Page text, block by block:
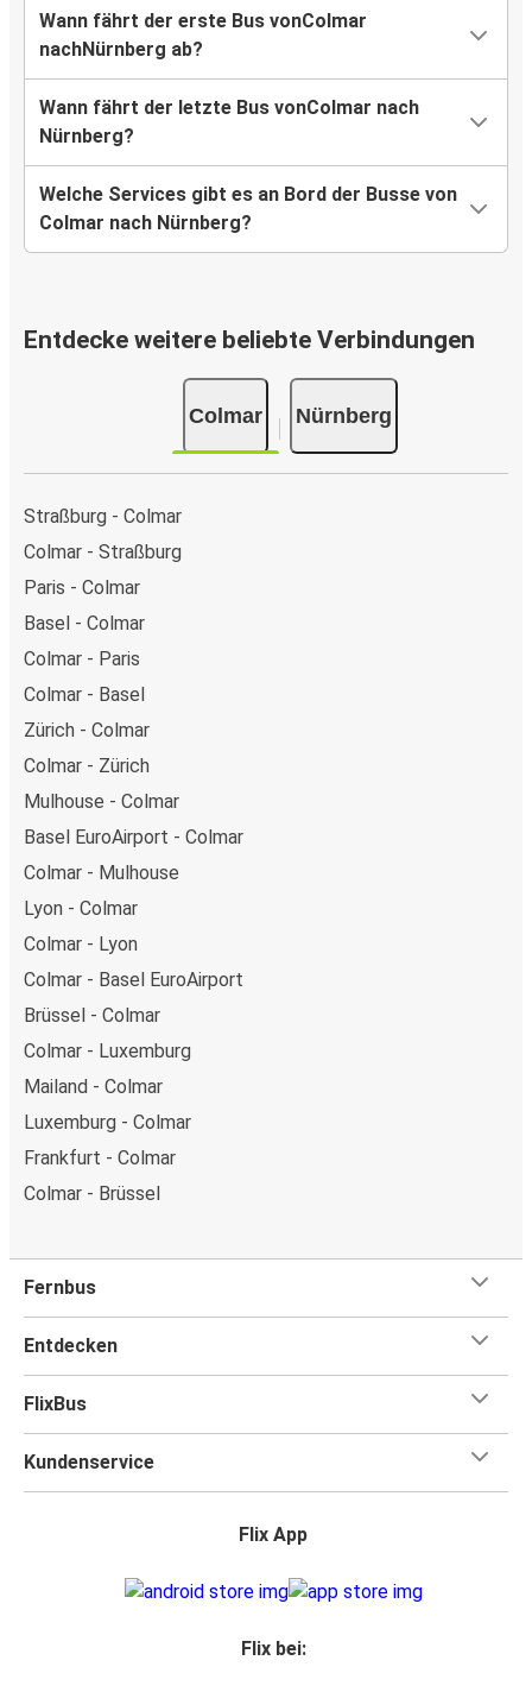
Wann fährt der erste Bus vonColmar
nachNürnberg ab?
Wann fährt der letzte Bus vonColmar nach
Nürnberg?
Welche Services gibt es an Bord der Busse von
Colmar nach Nürnberg?
Entdecke weitere beliebte Verbindungen
Colmar Nürnberg
Straßburg - Colmar
Colmar - Straßburg
Paris - Colmar
Basel - Colmar
Colmar - Paris
Colmar - Basel
Zürich - Colmar
Colmar - Zürich
Mulhouse - Colmar
Basel EuroAirport - Colmar
Colmar - Mulhouse
Lyon - Colmar
Colmar - Lyon
Colmar - Basel EuroAirport
Brüssel - Colmar
Colmar - Luxemburg
Mailand - Colmar
Luxemburg - Colmar
Frankfurt - Colmar
Colmar - Brüssel
Fernbus
Entdecken
FlixBus
Kundenservice
Flix App
Flix bei: